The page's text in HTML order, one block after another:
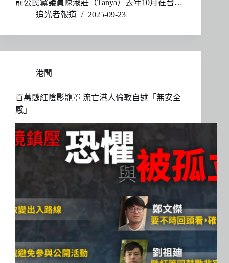
前公民黨議員陳淑莊（Tanya）去年10月在台…
追光者報道
2025-09-23
港聞
百萬懸紅陰影籠罩 流亡港人倫敦自述「無安全
感」